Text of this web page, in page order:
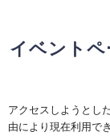
イベントペ
アクセスしようとし
由により現在利用で